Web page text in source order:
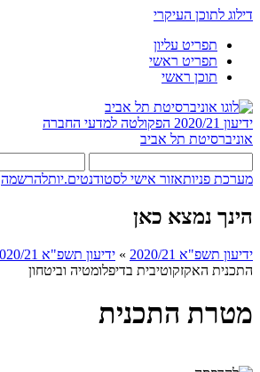
דילוג לתוכן העיקרי
תפריט עליון
תפריט ראשי
תוכן ראשי
ידיעון 2020/21
הפקולטה למדעי החברה
אוניברסיטת תל אביב
מערכת פניותאזור אישי לסטודנטים.יותלהרשמה
הינך נמצא כאן
ידיעון תשפ"א 2020/21 » ידיעון תשפ"א 2020/21
התכנית האקזקוטיבית בדיפלומטיה וביטחון
מטרת התכנית